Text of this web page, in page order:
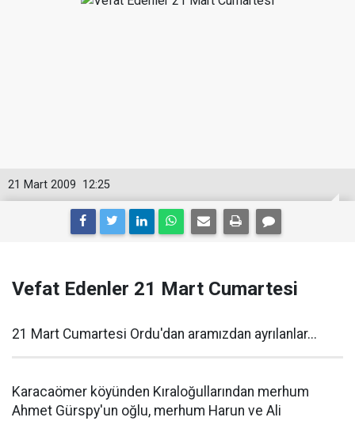
12:25
21 Mart 2009
Vefat Edenler 21 Mart Cumartesi
21 Mart Cumartesi Ordu'dan aramızdan ayrılanlar...
Karacaömer köyünden Kıraloğullarından merhum
Ahmet Gürspy'un oğlu, merhum Harun ve Ali